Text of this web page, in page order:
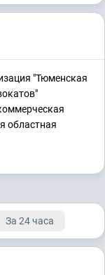
"Тюменская
областная
За 24 часа